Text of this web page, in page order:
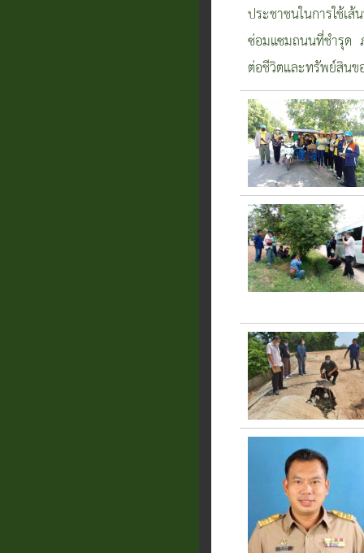
ประชาชนในการใช้
ซ่อมแซมถนนที่ชำรุด
ต่อชีวิตและทรัพย์สินข